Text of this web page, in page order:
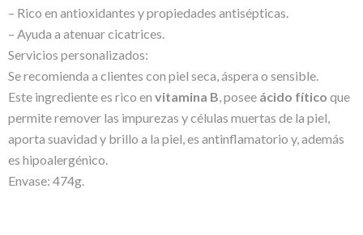
– Rico en antioxidantes y propiedades antisépticas.
– Ayuda a atenuar cicatrices.
Servicios personalizados:
Se recomienda a clientes con piel seca, áspera o sensible.
Este ingrediente es rico en vitamina B, posee ácido fítico que
permite remover las impurezas y células muertas de la piel,
aporta suavidad y brillo a la piel, es antinflamatorio y, además
es hipoalergénico.
Envase: 474g.